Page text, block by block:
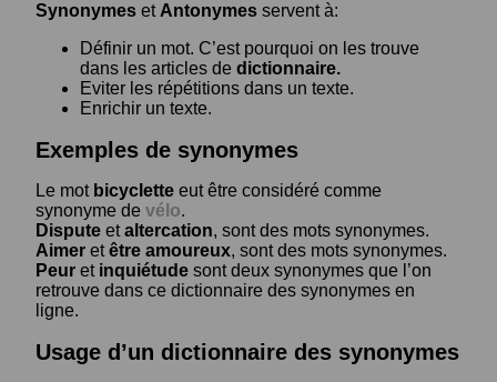
Synonymes et Antonymes servent à:
Définir un mot. C’est pourquoi on les trouve
dans les articles de dictionnaire.
Eviter les répétitions dans un texte.
Enrichir un texte.
Exemples de synonymes
Le mot bicyclette eut être considéré comme
synonyme de vélo.
Dispute etaltercation, sont des mots synonymes.
Aimer etêtre amoureux, sont des mots synonymes.
Peur et inquiétude sont deux synonymes que l’on
retrouve dans ce dictionnaire des synonymes en
ligne.
Usage d’un dictionnaire des synonymes